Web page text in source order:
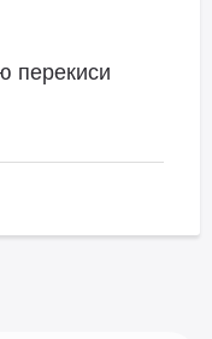
перекиси